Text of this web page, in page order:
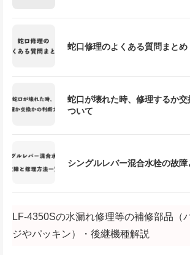
蛇口修理のよくある質問まとめ
蛇口が壊れた時、修理するか
ついて
シングルレバー混合水栓の故
LF-4350Sの水漏れ修理等の補修部品（
ジやパッキン）・後継機種解説